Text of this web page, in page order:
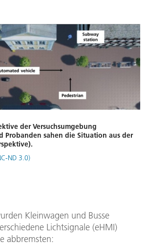
der Versuchsumgebung
Probanden sahen die Situation aus der
ND 3.0)
Kleinwagen und Busse
Lichtsignale (eHMI)
abbremsten: